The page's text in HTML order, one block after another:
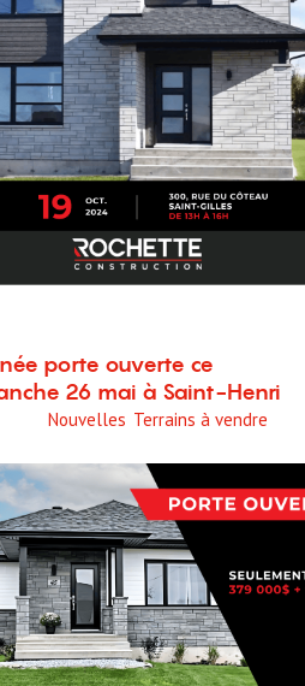
porte ouverte ce
26 mai à Saint-Henri
Nouvelles Terrains à vendre